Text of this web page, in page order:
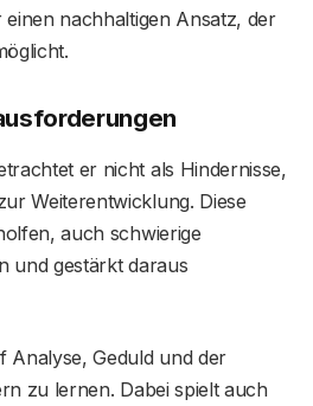
nachhaltigen Ansatz, der
er nicht als Hindernisse,
Weiterentwicklung. Diese
auch schwierige
und gestärkt daraus
Analyse, Geduld und der
zu lernen. Dabei spielt auch